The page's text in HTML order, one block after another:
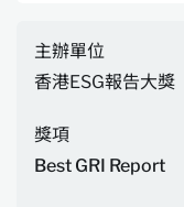
主辦單位
香港ESG報告大獎
獎項
Best GRI Report